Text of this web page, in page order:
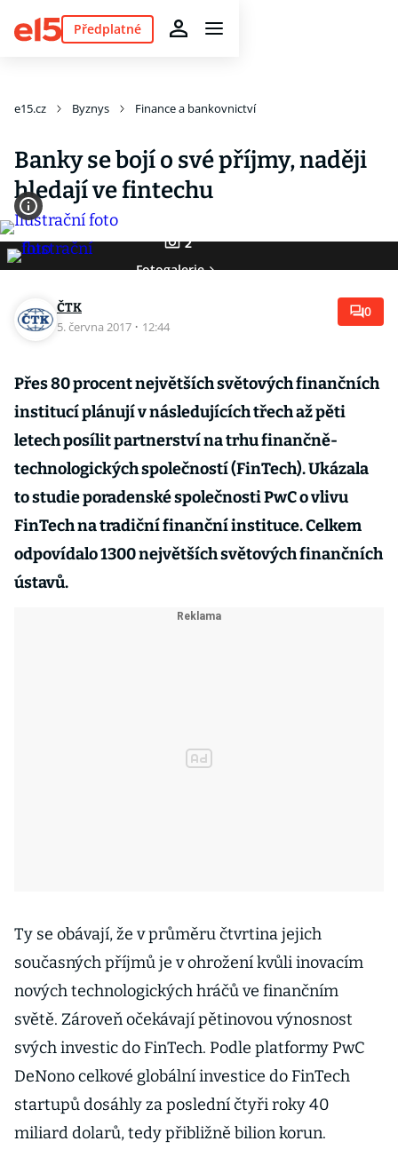
Předplatné
e15.cz Byznys Finance a bankovnictví
Banky se bojí o své příjmy, naději
hledají ve fintechu
2
Fotogalerie
ČTK
5. června 2017 · 12:44
0
Přes 80 procentnejvětších světových finančních
institucí plánují v následujících třech až pěti
letech posílit partnerství na trhu finančně-
technologických společností (FinTech). Ukázala
to studie poradenské společnosti PwC o vlivu
FinTech na tradiční finanční instituce. Celkem
odpovídalo 1300 největších světových finančních
ústavů.
Ty se obávají, že v průměru čtvrtina jejich
současných příjmů je v ohrožení kvůli inovacím
nových technologických hráčů ve finančním
světě. Zároveň očekávají pětinovou výnosnost
svých investic do FinTech. Podle platformy PwC
DeNono celkové globální investice do FinTech
startupů dosáhly za poslední čtyři roky 40
miliard dolarů, tedy přibližně bilion korun.